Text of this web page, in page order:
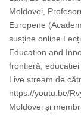
Moldovei,
Europene
susține online
Education and
frontieră,
Live stream de
https://youtu.be/
Moldovei și